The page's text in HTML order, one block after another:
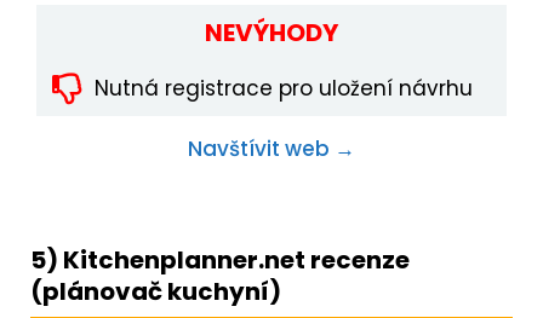
NEVÝHODY
Nutná registrace pro uložení návrhu
Navštívit web →
5) Kitchenplanner.net recenze
(plánovač kuchyní)